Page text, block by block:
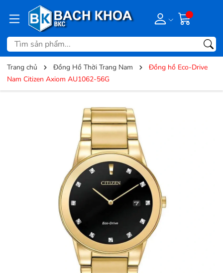
Trang chủ Đồng Hồ Thời Trang Nam
Đồng hồ Eco-Drive
Nam Citizen Axiom AU1062-56G